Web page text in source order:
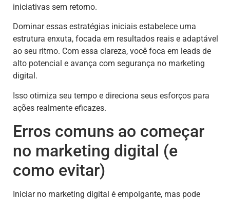
iniciativas sem retorno.
Dominar essas estratégias iniciais estabelece uma
estrutura enxuta, focada em resultados reais e adaptável
ao seu ritmo. Com essa clareza, você foca em leads de
alto potencial e avança com segurança no marketing
digital.
Isso otimiza seu tempo e direciona seus esforços para
ações realmente eficazes.
Erros comuns ao começar
no marketing digital (e
como evitar)
Iniciar no marketing digital é empolgante, mas pode